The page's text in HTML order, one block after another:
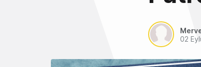
02